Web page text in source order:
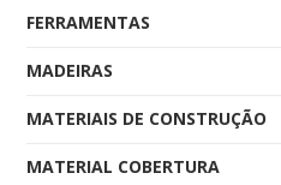
FERRAMENTAS
MADEIRAS
MATERIAIS DE CONSTRUÇÃO
MATERIAL COBERTURA